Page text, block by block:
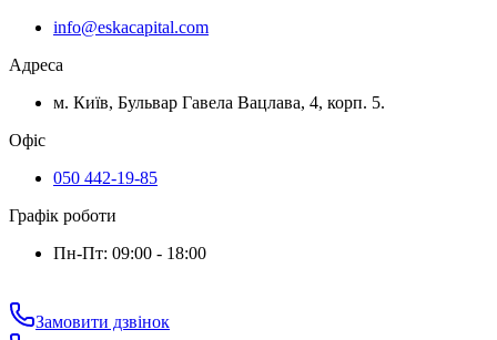
info@eskacapital.com
Адреса
м. Київ, Бульвар Гавела Вацлава, 4, корп. 5.
Офіс
050 442-19-85
Графік роботи
Пн-Пт: 09:00 - 18:00
Замовити дзвінок